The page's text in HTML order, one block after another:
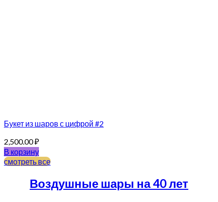
Букет из шаров с цифрой #2
2,500.00₽
В корзину
смотреть все
Воздушные шары на 40 лет